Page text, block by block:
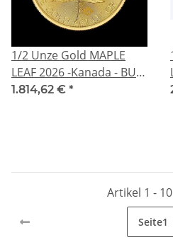
1/2 Unze Gold MAPLE
LEAF 2026 -Kanada - BU
20 CA$ - GoldMaple
1.814,62 € *
Artikel 1 -
Seite1